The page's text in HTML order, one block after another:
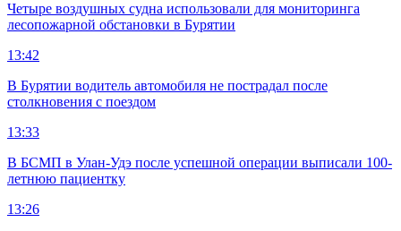
Четыре воздушных судна использовали для мониторинга
лесопожарной обстановки в Бурятии
13:42
В Бурятии водитель автомобиля не пострадал после
столкновения с поездом
13:33
В БСМП в Улан-Удэ после успешной операции выписали 100-
летнюю пациентку
13:26